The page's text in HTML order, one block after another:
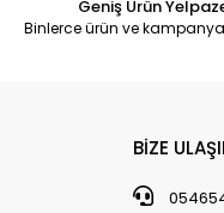
Geniş Ürün
Binlerce ürün ve
BİZE